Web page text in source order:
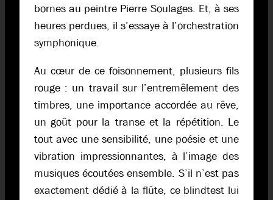
bornes au peintre Pierre Soulages. Et, à ses
heures perdues, il s’essaye à l’orchestration
symphonique.
Au cœur de ce foisonnement, plusieurs fils
rouge : un travail sur l’entremêlement des
timbres, une importance accordée au rêve,
un goût pour la transe et la répétition. Le
tout avec une sensibilité, une poésie et une
vibration impressionnantes, à l’image des
musiques écoutées ensemble. S’il n’est pas
exactement dédié à la flûte, ce blindtest lui